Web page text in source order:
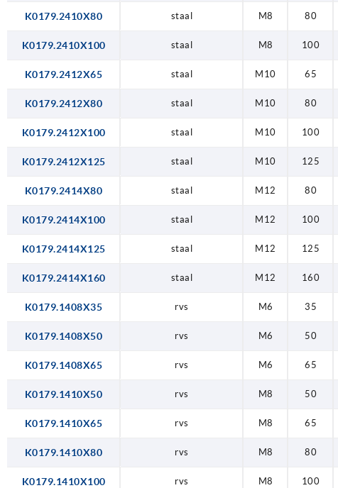
K0179.2410X80 staal M8 80
K0179.2410X100 staal M8 100
K0179.2412X65 staal M10 65
K0179.2412X80 staal M10 80
K0179.2412X100 staal M10 100
K0179.2412X125 staal M10 125
K0179.2414X80 staal M12 80
K0179.2414X100 staal M12 100
K0179.2414X125 staal M12 125
K0179.2414X160 staal M12 160
K0179.1408X35 rvs M6 35
K0179.1408X50 rvs M6 50
K0179.1408X65 rvs M6 65
K0179.1410X50 rvs M8 50
K0179.1410X65 rvs M8 65
K0179.1410X80 rvs M8 80
K0179.1410X100 rvs M8 100